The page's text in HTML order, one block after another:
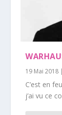
19 Mai 2018 |
C’est en
j’ai vu ce